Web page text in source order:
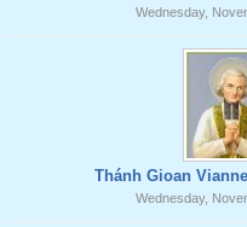
Wednesday,
Thánh Gioan
Wednesday,